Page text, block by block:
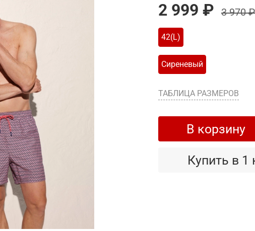
2 999 ₽
3 970 ₽
ТАБЛИЦА РАЗМЕРОВ
В корзину
Купить в 1
42(L)
Сиреневый